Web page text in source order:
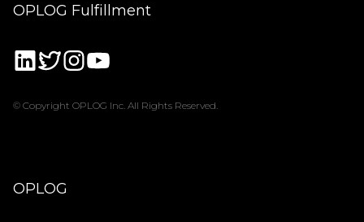
OPLOG Fulfillment
© Copyright OPLOG Inc. All Rights Reserved.
OPLOG